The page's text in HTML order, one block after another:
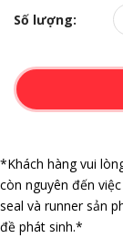
Số lượng:
*Khách hàng vui
còn nguyên đến
seal và runner sản
đề phát sinh.*